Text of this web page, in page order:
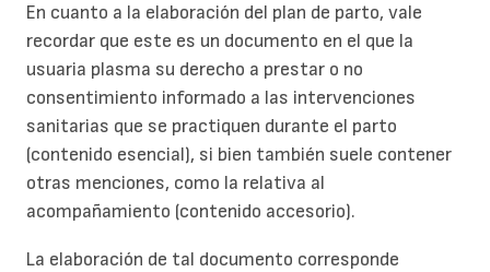
En cuanto a la elaboración del plan de parto, vale
recordar que este es un documento en el que la
usuaria plasma su derecho a prestar o no
consentimiento informado a las intervenciones
sanitarias que se practiquen durante el parto
(contenido esencial), si bien también suele contener
otras menciones, como la relativa al
acompañamiento (contenido accesorio).
La elaboración de tal documento corresponde